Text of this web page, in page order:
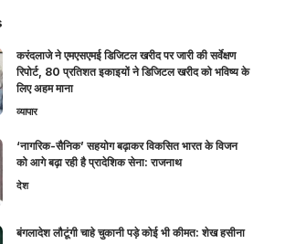
करंदलाजे ने एमएसएमई डिजिटल खरीद पर जारी की सर्वेक्षण
रिपोर्ट, 80 प्रतिशत इकाइयों ने डिजिटल खरीद को भविष्य के
लिए अहम माना
व्यापार
‘नागरिक-सैनिक’ सहयोग बढ़ाकर विकसित भारत के विजन
को आगे बढ़ा रही है प्रादेशिक सेना: राजनाथ
देश
बंगलादेश लौटूंगी चाहे चुकानी पड़े कोई भी कीमत: शेख हसीना